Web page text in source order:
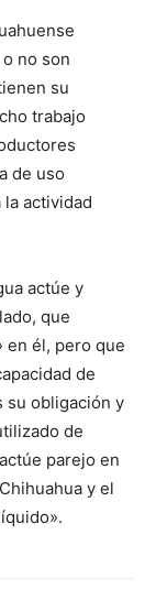
no son
su
trabajo
de uso
actividad
actúe y
que
en él, pero que
de
su obligación y
de
parejo en
y el